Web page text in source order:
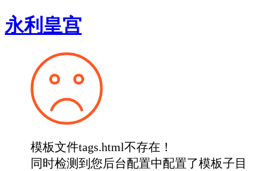
永利皇宫
模板文件tags.html不存在！
同时检测到您后台配置中配置了模板子目